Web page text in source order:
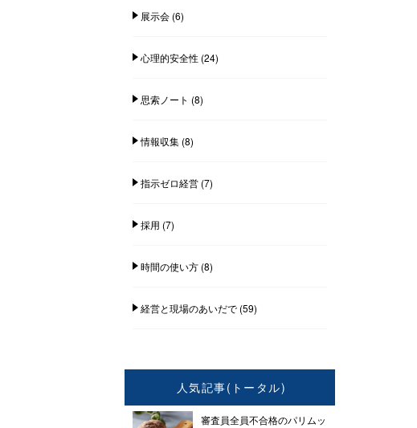
展示会(6)
心理的安全性(24)
思索ノート (8)
情報収集(8)
指示ゼロ経営(7)
採用 (7)
時間の使い方(8)
経営と現場のあいだで(59)
人気記事(トータル)
審査員全員不合格のパリムッ